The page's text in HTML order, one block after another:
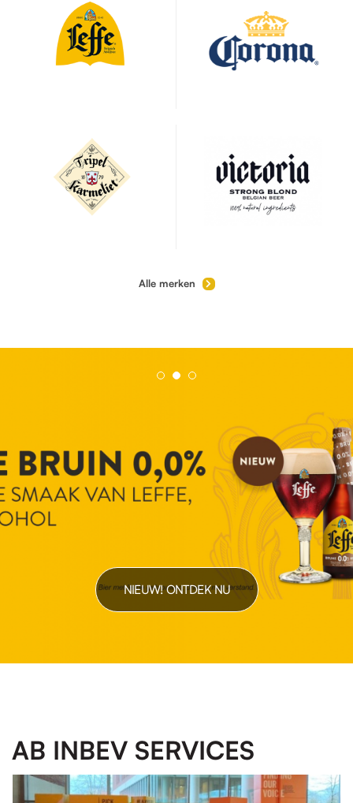
Alle merken
NIEUW! ONTDEK NU
AB INBEV SERVICES